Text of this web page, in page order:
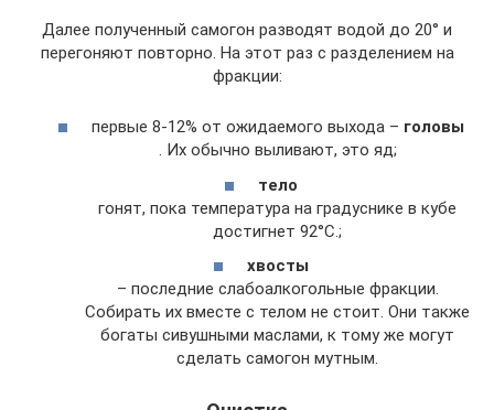
Далее полученный самогон разводят водой до 20° и
перегоняют повторно. На этот раз с разделением на
фракции:
первые 8-12% от ожидаемого выхода – головы
. Их обычно выливают, это яд;
тело
гонят, пока температура на градуснике в кубе
достигнет 92°С.;
хвосты
– последние слабоалкогольные фракции.
Собирать их вместе с телом не стоит. Они также
богаты сивушными маслами, к тому же могут
сделать самогон мутным.